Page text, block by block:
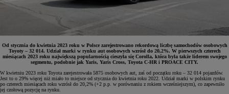
Od stycznia do kwietnia 2023 roku w Polsce zarejestrowano rekordową liczbę samochodów osobowych
Toyoty – 32 014. Udział marki w rynku aut osobowych wzrósł do 20,2%. W pierwszych czterech
miesiącach 2023 roku największą popularnością cieszyła się Corolla, która była także liderem swojego
segmentu, podobnie jak Yaris, Yaris Cross, Toyota C-HR i PROACE CITY.
W kwietniu 2023 roku Toyota zarejestrowała 5875 osobowych aut, zaś od początku roku – 32 014 pojazdów.
Jest to o 29% więcej niż miało to miejsce od stycznia do kwietnia roku 2022. Udział marki w polskim rynku
po czterech miesiącach roku wzrósł do 20,2% (+2 p.p. w porównaniu z rokiem wcześniejszym), co zapewniło
jej czołową pozycję na rynku.